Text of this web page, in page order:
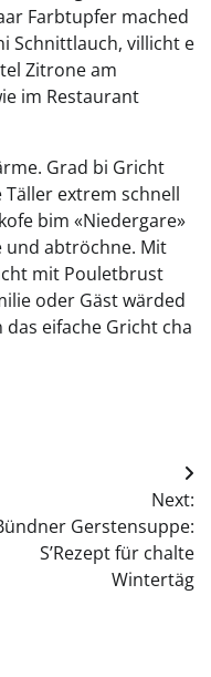
Farbtupfer mached
Schnittlauch, villicht e
Zitrone am
im Restaurant
Grad bi Gricht
Täller extrem schnell
bim «Niedergare»
und abtröchne. Mit
mit Pouletbrust
oder Gäst wärded
eifache Gricht cha
Next:
Gerstensuppe:
S’Rezept für chalte
Wintertäg